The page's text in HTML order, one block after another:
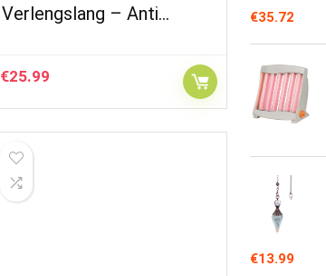
Verlengslang – Anti…
€25.99
€35.72
€13.99